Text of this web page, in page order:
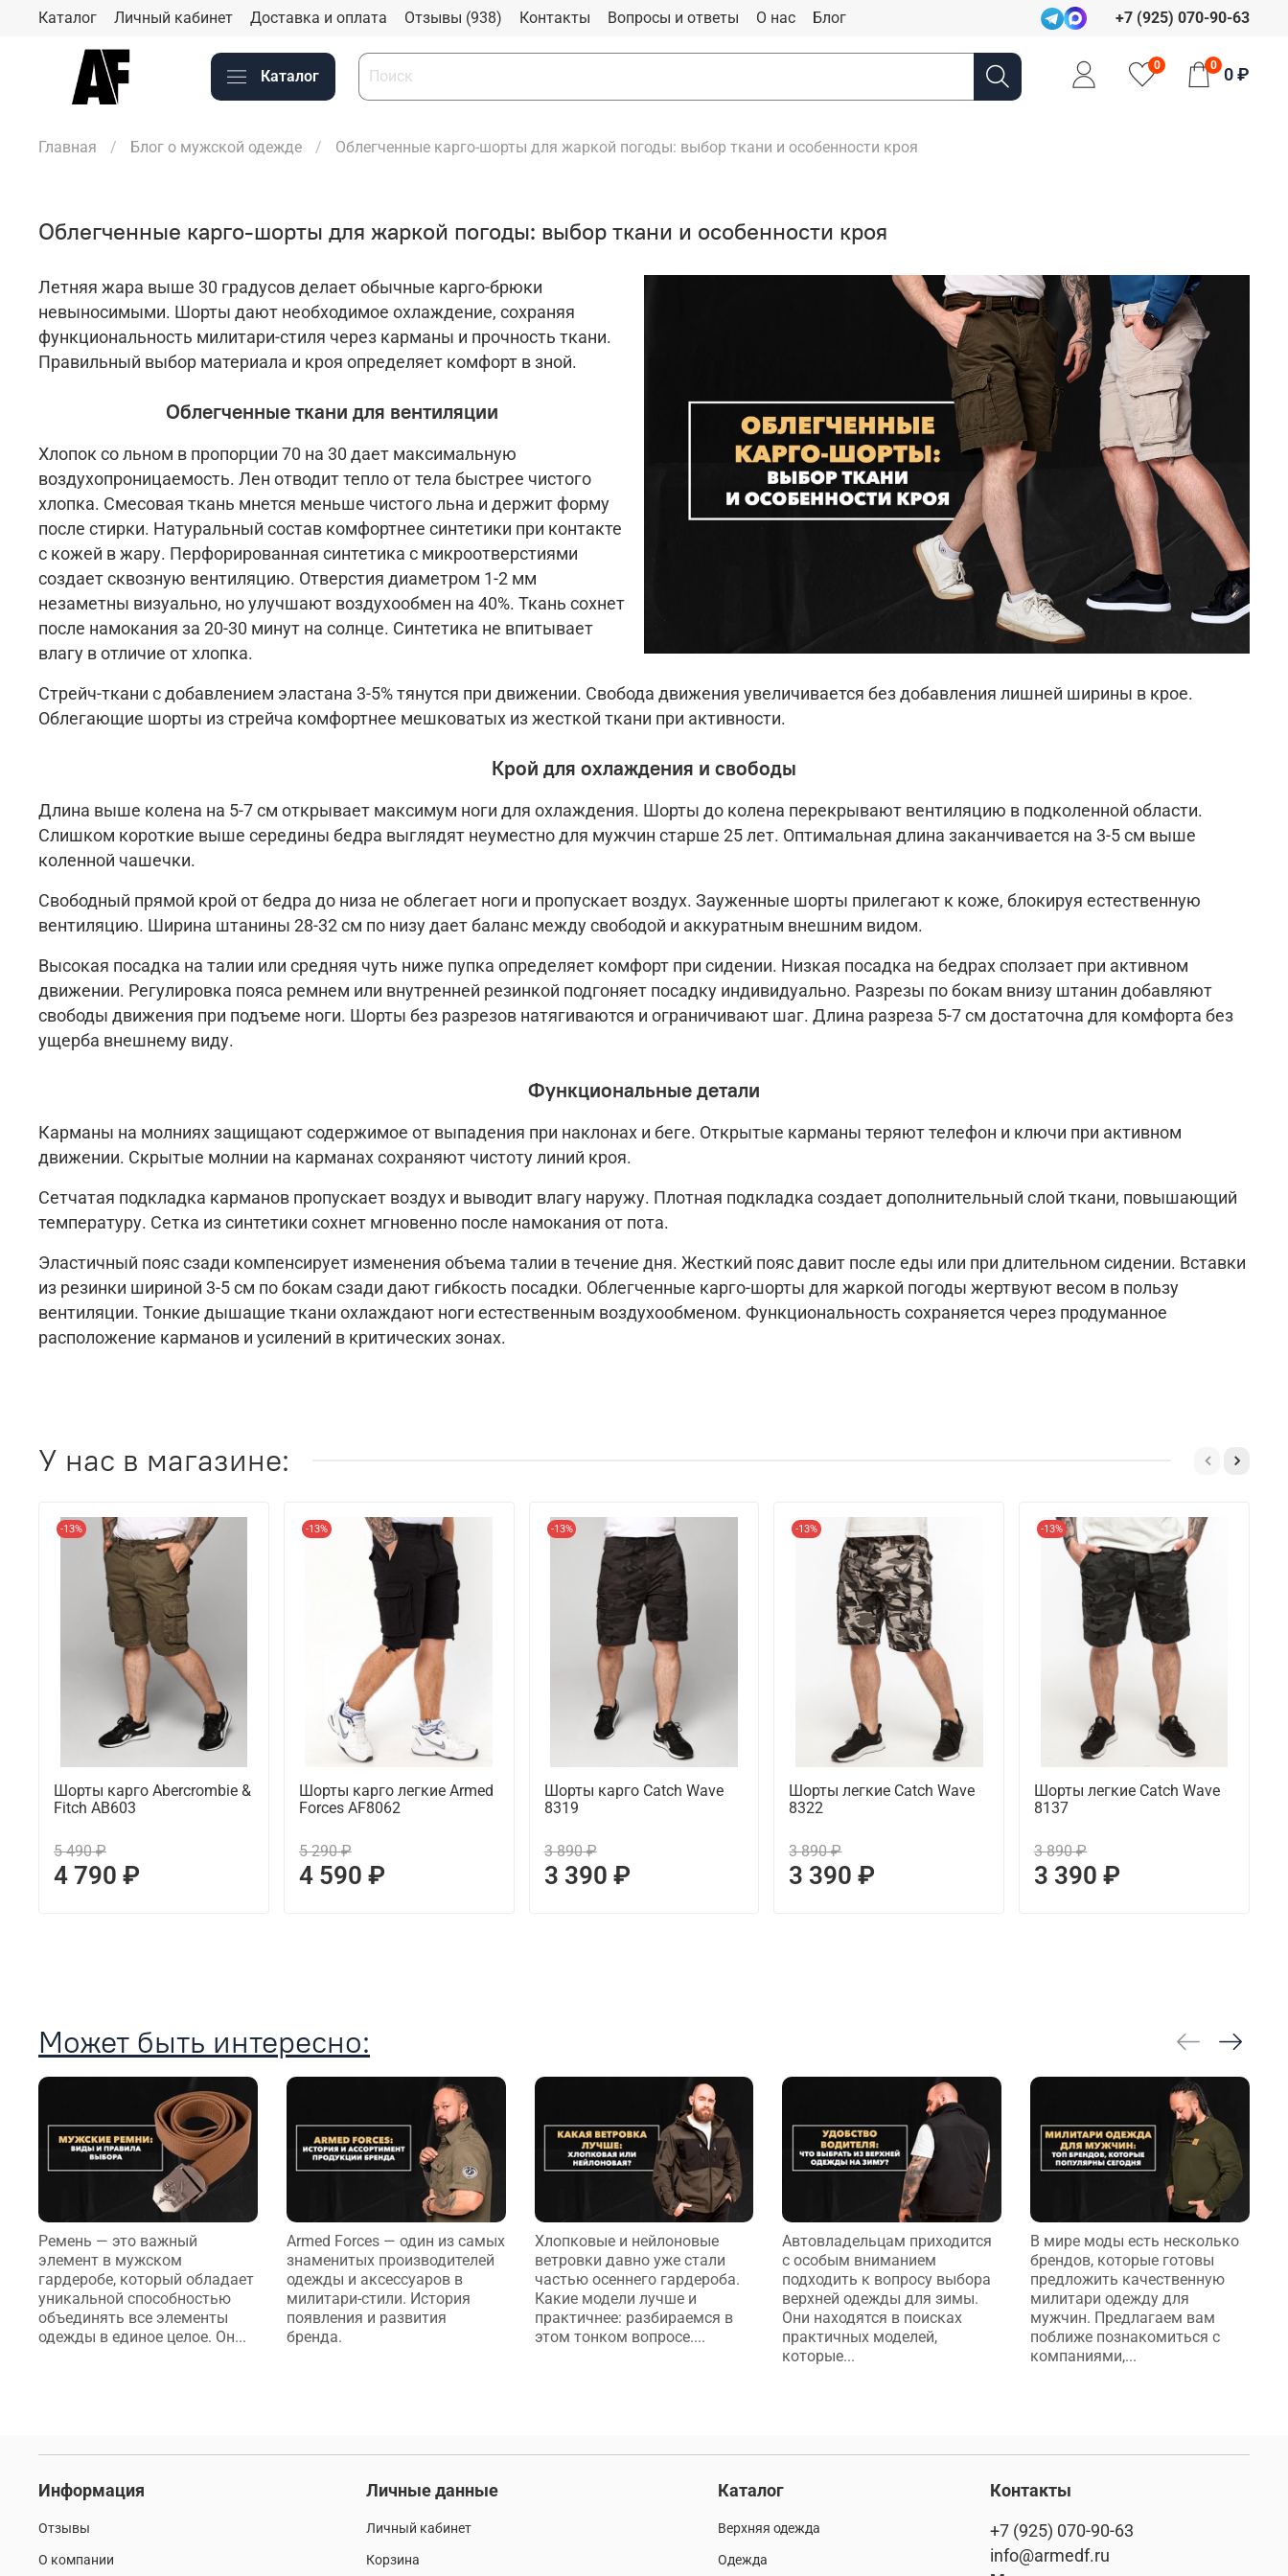
Каталог Личный кабинет Доставка и оплата Отзывы (938) Контакты Вопросы и ответы О нас Блог +7 (925) 070-90-63
Каталог
0 0 0 ₽
Главная Блог о мужской одежде Облегченные карго-шорты для жаркой погоды: выбор ткани и особенности кроя
Облегченные карго-шорты для жаркой погоды: выбор ткани и особенности кроя
Летняя жара выше 30 градусов делает обычные карго-брюки
невыносимыми. Шорты дают необходимое охлаждение, сохраняя
функциональность милитари-стиля через карманы и прочность ткани.
Правильный выбор материала и кроя определяет комфорт в зной.
Облегченные ткани для вентиляции
Хлопок со льном в пропорции 70 на 30 дает максимальную
воздухопроницаемость. Лен отводит тепло от тела быстрее чистого
хлопка. Смесовая ткань мнется меньше чистого льна и держит форму
после стирки. Натуральный состав комфортнее синтетики при контакте
с кожей в жару. Перфорированная синтетика с микроотверстиями
создает сквозную вентиляцию. Отверстия диаметром 1-2 мм
незаметны визуально, но улучшают воздухообмен на 40%. Ткань сохнет
после намокания за 20-30 минут на солнце. Синтетика не впитывает
влагу в отличие от хлопка.
Стрейч-ткани с добавлением эластана 3-5% тянутся при движении. Свобода движения увеличивается без добавления лишней ширины в крое.
Облегающие шорты из стрейча комфортнее мешковатых из жесткой ткани при активности.
Крой для охлаждения и свободы
Длина выше колена на 5-7 см открывает максимум ноги для охлаждения. Шорты до колена перекрывают вентиляцию в подколенной области.
Слишком короткие выше середины бедра выглядят неуместно для мужчин старше 25 лет. Оптимальная длина заканчивается на 3-5 см выше
коленной чашечки.
Свободный прямой крой от бедра до низа не облегает ноги и пропускает воздух. Зауженные шорты прилегают к коже, блокируя естественную
вентиляцию. Ширина штанины 28-32 см по низу дает баланс между свободой и аккуратным внешним видом.
Высокая посадка на талии или средняя чуть ниже пупка определяет комфорт при сидении. Низкая посадка на бедрах сползает при активном
движении. Регулировка пояса ремнем или внутренней резинкой подгоняет посадку индивидуально. Разрезы по бокам внизу штанин добавляют
свободы движения при подъеме ноги. Шорты без разрезов натягиваются и ограничивают шаг. Длина разреза 5-7 см достаточна для комфорта без
ущерба внешнему виду.
Функциональные детали
Карманы на молниях защищают содержимое от выпадения при наклонах и беге. Открытые карманы теряют телефон и ключи при активном
движении. Скрытые молнии на карманах сохраняют чистоту линий кроя.
Сетчатая подкладка карманов пропускает воздух и выводит влагу наружу. Плотная подкладка создает дополнительный слой ткани, повышающий
температуру. Сетка из синтетики сохнет мгновенно после намокания от пота.
Эластичный пояс сзади компенсирует изменения объема талии в течение дня. Жесткий пояс давит после еды или при длительном сидении. Вставки
из резинки шириной 3-5 см по бокам сзади дают гибкость посадки. Облегченные карго-шорты для жаркой погоды жертвуют весом в пользу
вентиляции. Тонкие дышащие ткани охлаждают ноги естественным воздухообменом. Функциональность сохраняется через продуманное
расположение карманов и усилений в критических зонах.
У нас в магазине:
-13%
Шорты карго Abercrombie &
Fitch AB603
5 490 ₽
4 790 ₽
-13%
Шорты карго легкие Armed
Forces AF8062
5 290 ₽
4 590 ₽
-13%
Шорты карго Catch Wave
8319
3 890 ₽
3 390 ₽
-13%
Шорты легкие Catch Wave
8322
3 890 ₽
3 390 ₽
-13%
Шорты легкие Catch Wave
8137
3 890 ₽
3 390 ₽
Может быть интересно:
Ремень — это важный
элемент в мужском
гардеробе, который обладает
уникальной способностью
объединять все элементы
одежды в единое целое. Он...
Armed Forces — один из самых
знаменитых производителей
одежды и аксессуаров в
милитари-стили. История
появления и развития
бренда.
Хлопковые и нейлоновые
ветровки давно уже стали
частью осеннего гардероба.
Какие модели лучше и
практичнее: разбираемся в
этом тонком вопросе....
Автовладельцам приходится
с особым вниманием
подходить к вопросу выбора
верхней одежды для зимы.
Они находятся в поисках
практичных моделей,
которые...
В мире моды есть несколько
брендов, которые готовы
предложить качественную
милитари одежду для
мужчин. Предлагаем вам
поближе познакомиться с
компаниями,...
Информация
Отзывы
О компании
Личные данные
Личный кабинет
Корзина
Каталог
Верхняя одежда
Одежда
Контакты
+7 (925) 070-90-63
info@armedf.ru